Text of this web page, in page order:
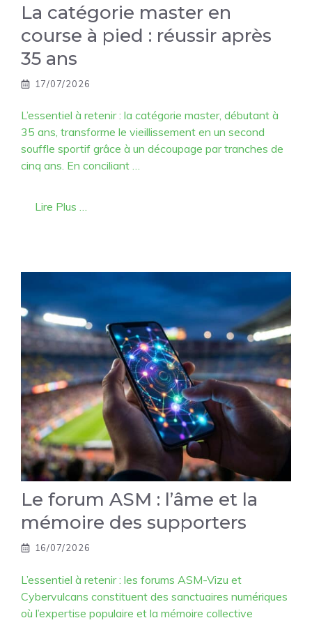
La catégorie master en
course à pied : réussir après
35 ans
17/07/2026
L’essentiel à retenir : la catégorie master, débutant à
35 ans, transforme le vieillissement en un second
souffle sportif grâce à un découpage par tranches de
cinq ans. En conciliant …
Lire Plus …
Le forum ASM : l’âme et la
mémoire des supporters
16/07/2026
L’essentiel à retenir : les forums ASM-Vizu et
Cybervulcans constituent des sanctuaires numériques
où l’expertise populaire et la mémoire collective